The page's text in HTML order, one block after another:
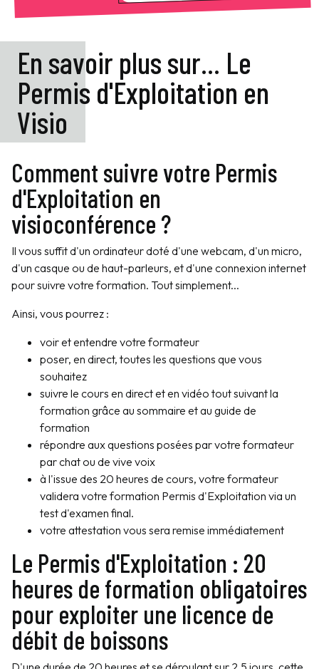
En savoir plus sur... Le
Permis d'Exploitation en
Visio
Comment suivre votre Permis
d'Exploitation en
visioconférence ?
Il vous suffit d'un ordinateur doté d'une webcam, d'un micro,
d'un casque ou de haut-parleurs, et d'une connexion internet
pour suivre votre formation. Tout simplement...
Ainsi, vous pourrez :
voir et entendre votre formateur
poser, en direct, toutes les questions que vous
souhaitez
suivre le cours en direct et en vidéo tout suivant la
formation grâce au sommaire et au guide de
formation
répondre aux questions posées par votre formateur
par chat ou de vive voix
à l'issue des 20 heures de cours, votre formateur
validera votre formation Permis d'Exploitation via un
test d'examen final.
votre attestation vous sera remise immédiatement
Le Permis d'Exploitation : 20
heures de formation obligatoires
pour exploiter une licence de
débit de boissons